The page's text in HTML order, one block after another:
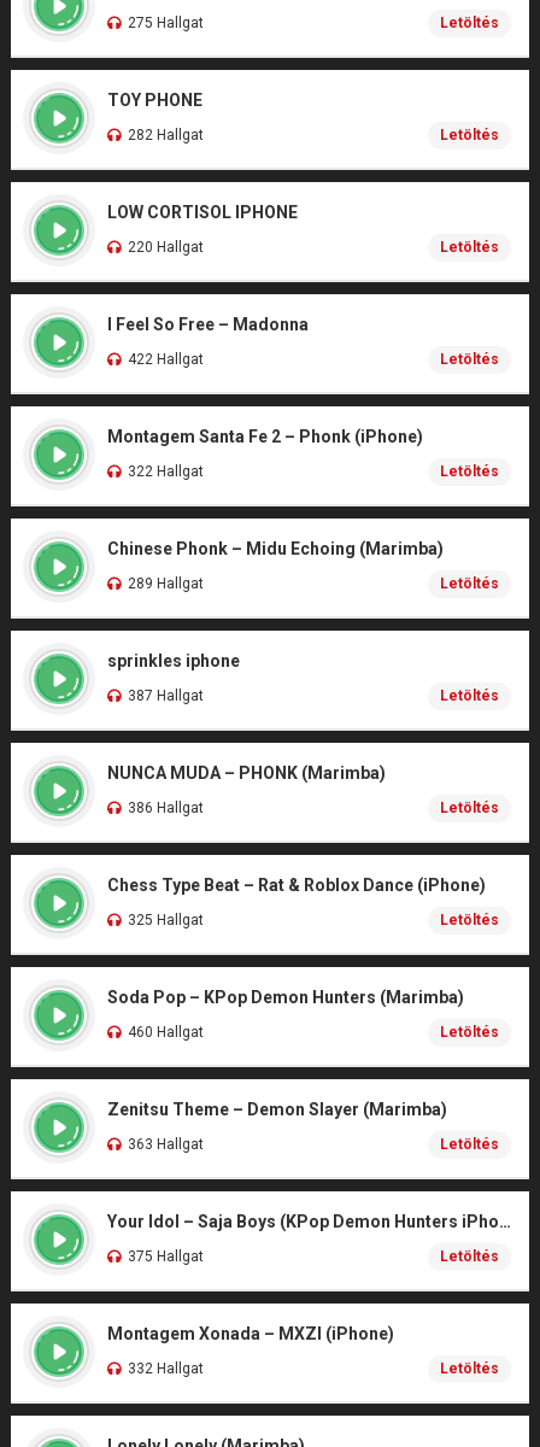
275 Hallgat Letöltés
TOY PHONE
282 Hallgat Letöltés
LOW CORTISOL IPHONE
220 Hallgat Letöltés
I Feel So Free – Madonna
422 Hallgat Letöltés
Montagem Santa Fe 2 – Phonk (iPhone)
322 Hallgat Letöltés
Chinese Phonk – Midu Echoing (Marimba)
289 Hallgat Letöltés
sprinkles iphone
387 Hallgat Letöltés
NUNCA MUDA – PHONK (Marimba)
386 Hallgat Letöltés
Chess Type Beat – Rat & Roblox Dance (iPhone)
325 Hallgat Letöltés
Soda Pop – KPop Demon Hunters (Marimba)
460 Hallgat Letöltés
Zenitsu Theme – Demon Slayer (Marimba)
363 Hallgat Letöltés
Your Idol – Saja Boys (KPop Demon Hunters iPhone)
375 Hallgat Letöltés
Montagem Xonada – MXZI (iPhone)
332 Hallgat Letöltés